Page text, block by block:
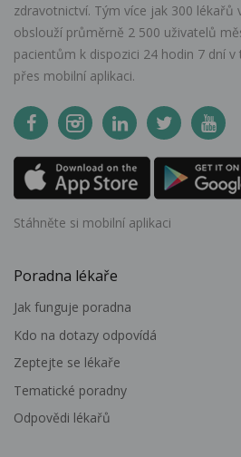
zdravotnictví. Tým více jak 300 lékařů
obslouží průměrně 2 500 uživatelů
pacientům k dispozici 24 hodin 7 dní
přes mobilní aplikaci.
Stáhněte si mobilní aplikaci
Poradna lékaře
Jak funguje poradna
Kdo na dotazy odpovídá
Zeptejte se lékaře
Tematické poradny
Odpovědi lékařů